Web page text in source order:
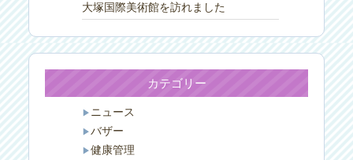
大塚国際美術館を訪れました
カテゴリー
ニュース
バザー
健康管理